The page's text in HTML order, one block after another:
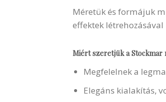
Méretük és formájuk
effektek
Miért szeretjük a Stockmar
Megfelelnek a
Elegáns kialakítás,